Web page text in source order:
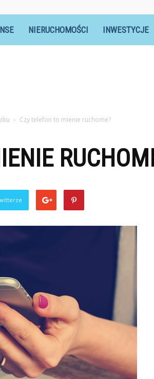
NIERUCHOMOŚCI INWESTYCJE
Czy telefon to mienie ruchome?